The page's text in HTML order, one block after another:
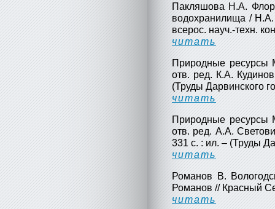
Пакляшова Н.А.
водохранилища /
всерос. науч.-техн.
читать
Природные ресурсы
отв. ред. К.А.
(Труды Дарвинского
читать
Природные ресурсы
отв. ред. А.А.
331 с. : ил. – (Труды
читать
Романов В.
Романов // Красный
читать